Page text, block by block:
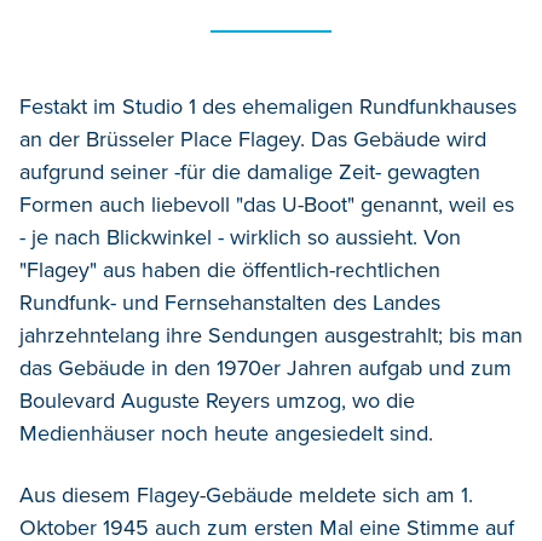
Festakt im Studio 1 des ehemaligen Rundfunkhauses
an der Brüsseler Place Flagey. Das Gebäude wird
aufgrund seiner -für die damalige Zeit- gewagten
Formen auch liebevoll "das U-Boot" genannt, weil es
- je nach Blickwinkel - wirklich so aussieht. Von
"Flagey" aus haben die öffentlich-rechtlichen
Rundfunk- und Fernsehanstalten des Landes
jahrzehntelang ihre Sendungen ausgestrahlt; bis man
das Gebäude in den 1970er Jahren aufgab und zum
Boulevard Auguste Reyers umzog, wo die
Medienhäuser noch heute angesiedelt sind.
Aus diesem Flagey-Gebäude meldete sich am 1.
Oktober 1945 auch zum ersten Mal eine Stimme auf